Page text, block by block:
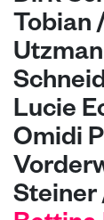
Tobian
Lucie
Omidi
Steiner